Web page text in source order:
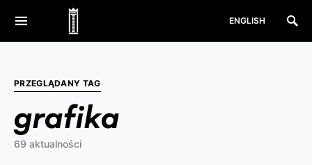
ENGLISH
PRZEGLĄDANY TAG
grafika
69 aktualności